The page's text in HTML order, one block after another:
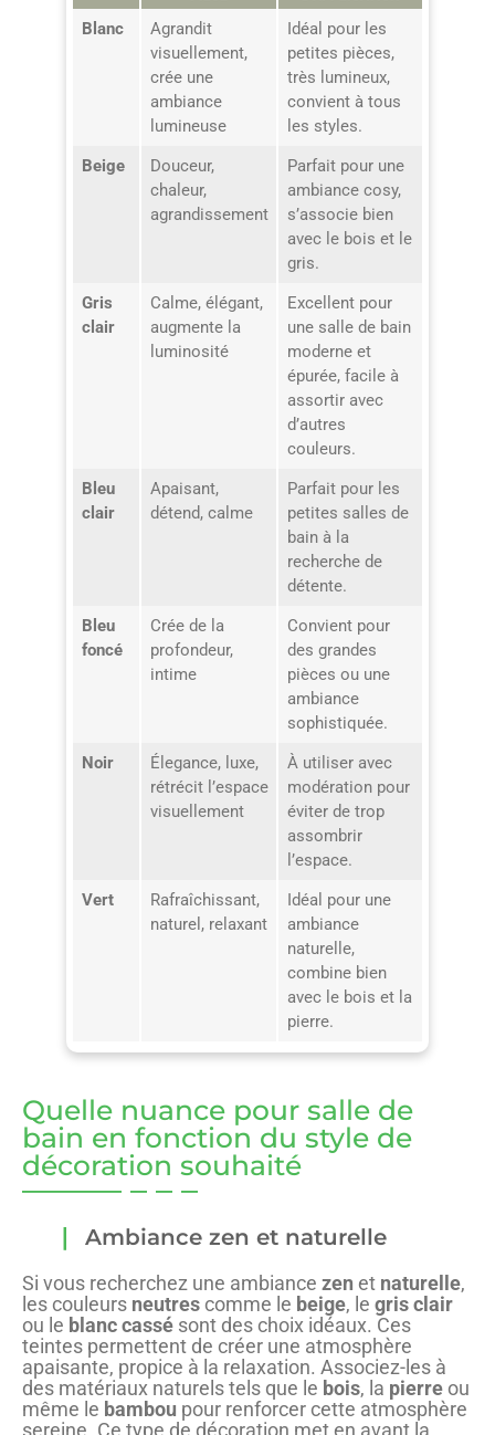
Blanc
Agrandit
visuellement,
crée une
ambiance
lumineuse
Idéal pour les
petites pièces,
très lumineux,
convient à tous
les styles.
Beige
Douceur,
chaleur,
agrandissement
Parfait pour une
ambiance cosy,
s’associe bien
avec le bois et le
gris.
Gris
clair
Calme, élégant,
augmente la
luminosité
Excellent pour
une salle de bain
moderne et
épurée, facile à
assortir avec
d’autres
couleurs.
Bleu
clair
Apaisant,
détend, calme
Parfait pour les
petites salles de
bain à la
recherche de
détente.
Bleu
foncé
Crée de la
profondeur,
intime
Convient pour
des grandes
pièces ou une
ambiance
sophistiquée.
Noir
Élegance, luxe,
rétrécit l’espace
visuellement
À utiliser avec
modération pour
éviter de trop
assombrir
l’espace.
Vert
Rafraîchissant,
naturel, relaxant
Idéal pour une
ambiance
naturelle,
combine bien
avec le bois et la
pierre.
Quelle nuance pour salle de
bain en fonction du style de
décoration souhaité
Ambiance zen et naturelle
Si vous recherchez une ambiance zen et naturelle,
les couleurs neutres comme le beige, le gris clair
ou le blanc cassé sont des choix idéaux. Ces
teintes permettent de créer une atmosphère
apaisante, propice à la relaxation. Associez-les à
des matériaux naturels tels que le bois, la pierre ou
même le bambou pour renforcer cette atmosphère
sereine. Ce type de décoration met en avant la